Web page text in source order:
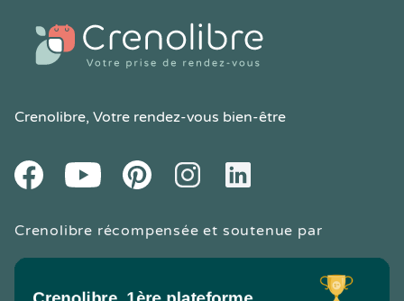
Crenolibre, Votre rendez-vous bien-être
FacebookYoutube PinteresetInstagramLinkedIn
Crenolibre récompensée et soutenue par